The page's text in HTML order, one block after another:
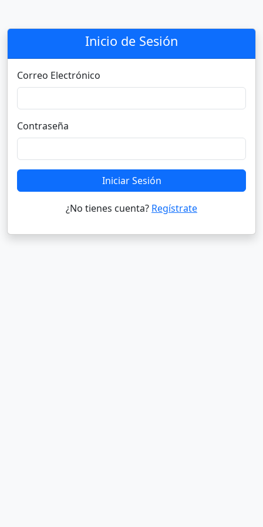
Inicio de Sesión
Correo Electrónico
Contraseña
Iniciar Sesión
¿No tienes cuenta? Regístrate